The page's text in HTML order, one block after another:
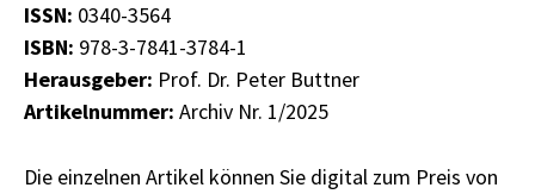
ISSN: 0340-3564
ISBN: 978-3-7841-3784-1
Herausgeber: Prof. Dr. Peter Buttner
Artikelnummer: Archiv Nr. 1/2025
Die einzelnen Artikel können Sie digital zum Preis von